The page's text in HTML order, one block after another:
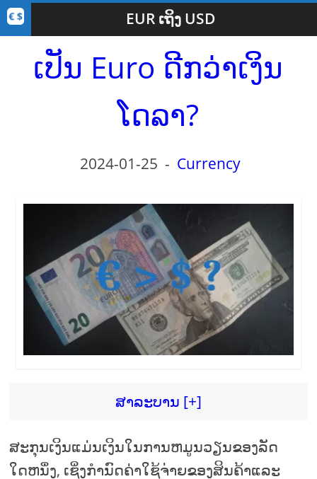
EUR ເຖິງ USD
ເປັນ Euro ດີກວ່າເງິນ
ໂດລາ?
2024-01-25 - Currency
ສາລະບານ [+]
ສະກຸນເງິນແມ່ນເງິນໃນການຫມູນວຽນຂອງລັດ
ໃດຫນຶ່ງ, ເຊິ່ງກໍານົດຄ່າໃຊ້ຈ່າຍຂອງສິນຄ້າແລະ